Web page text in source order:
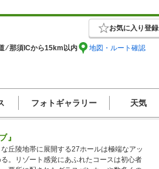
お気に入り登録
⁄ 那須ICから15km以内 地図・ルート確認
フォトギャラリー 天気
』
丘陵地帯に展開する27ホールは極端なアッ
。リゾート感覚にあふれたコースは初心者